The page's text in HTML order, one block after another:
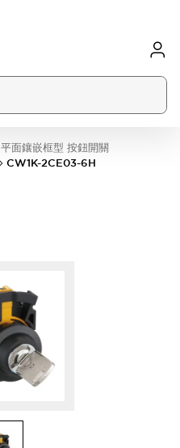
平面鑲嵌框型 按鈕開關
CW1K-2CE03-6H